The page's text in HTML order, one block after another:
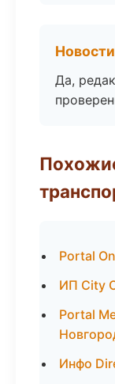
Да,
Portal
ИП City
Portal
Инфо